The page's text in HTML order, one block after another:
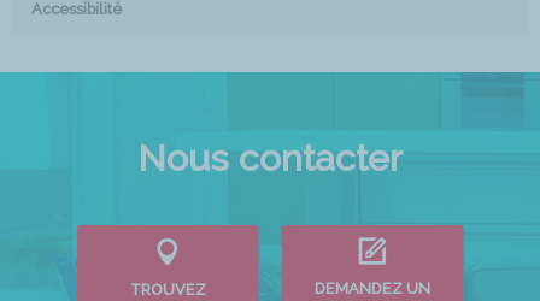
Accessibilité
Nous contacter
TROUVEZ
DEMANDEZ UN